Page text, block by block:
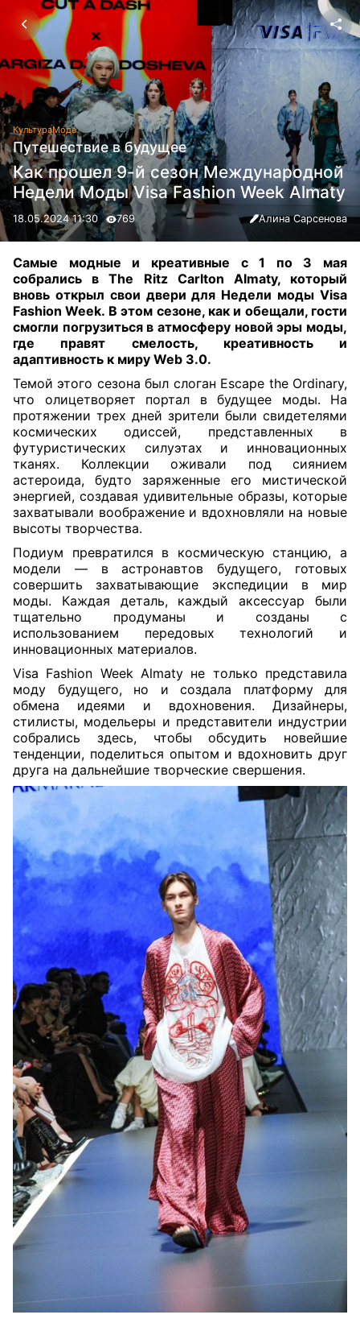
КультураМода
Путешествие в будущее
Как прошел 9-й сезон Международной
Недели Моды Visa Fashion Week Almaty
18.05.2024 11:30 769 Алина Сарсенова
Самые модные и креативные с 1 по 3 мая
собрались в The Ritz Carlton Almaty, который
вновь открыл свои двери для Недели моды Visa
Fashion Week. В этом сезоне, как и обещали, гости
смогли погрузиться в атмосферу новой эры моды,
где правят смелость, креативность и
адаптивность к миру Web 3.0.
Темой этого сезона был слоган Escape the Ordinary,
что олицетворяет портал в будущее моды. На
протяжении трех дней зрители были свидетелями
космических одиссей, представленных в
футуристических силуэтах и инновационных
тканях. Коллекции оживали под сиянием
астероида, будто заряженные его мистической
энергией, создавая удивительные образы, которые
захватывали воображение и вдохновляли на новые
высоты творчества.
Подиум превратился в космическую станцию, а
модели — в астронавтов будущего, готовых
совершить захватывающие экспедиции в мир
моды. Каждая деталь, каждый аксессуар были
тщательно продуманы и созданы с
использованием передовых технологий и
инновационных материалов.
Visa Fashion Week Almaty не только представила
моду будущего, но и создала платформу для
обмена идеями и вдохновения. Дизайнеры,
стилисты, модельеры и представители индустрии
собрались здесь, чтобы обсудить новейшие
тенденции, поделиться опытом и вдохновить друг
друга на дальнейшие творческие свершения.